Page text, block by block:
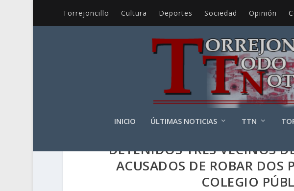
Torrejoncillo Cultura Deportes Sociedad Opinión
INICIO ÚLTIMAS NOTICIAS TTN
DETENIDOS TRES VECINOS
ACUSADOS DE ROBAR DOS
COLEGIO